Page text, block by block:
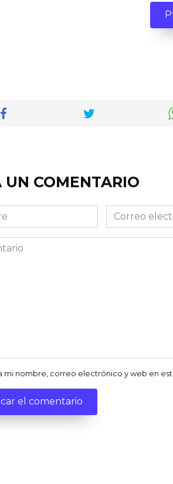
UN COMENTARIO
Correo
electrónico
mi nombre, correo electrónico y web en